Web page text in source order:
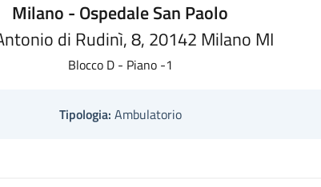
Milano - Ospedale San Paolo
di Rudinì, 8, 20142 Milano MI
Blocco D - Piano -1
Tipologia: Ambulatorio